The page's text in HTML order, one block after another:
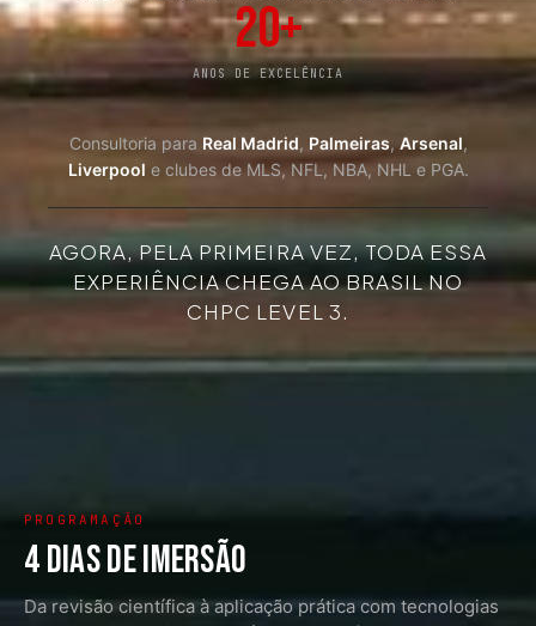
20+
ANOS DE EXCELÊNCIA
Consultoria para Real Madrid, Palmeiras, Arsenal,
Liverpool e clubes de MLS, NFL, NBA, NHL e PGA.
AGORA, PELA PRIMEIRA VEZ, TODA ESSA
EXPERIÊNCIA CHEGA AO BRASIL NO
CHPC LEVEL 3.
PROGRAMAÇÃO
4 DIAS DE IMERSÃO
Da revisão científica à aplicação prática com tecnologias